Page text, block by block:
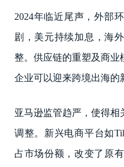
2024年临近尾声，外部
剧，美元持续加息，海
整。供应链的重塑及商业
企业可以迎来跨境出海的
亚马逊监管趋严，使得相
调整。新兴电商平台如
占市场份额，改变了原